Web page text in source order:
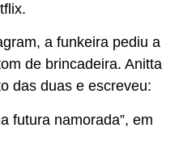
a funkeira pediu a
de brincadeira. Anitta
das duas e escreveu:
futura namorada”, em